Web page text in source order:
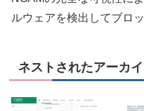
ルウェアを検出してブロ
ネストされたアーカ